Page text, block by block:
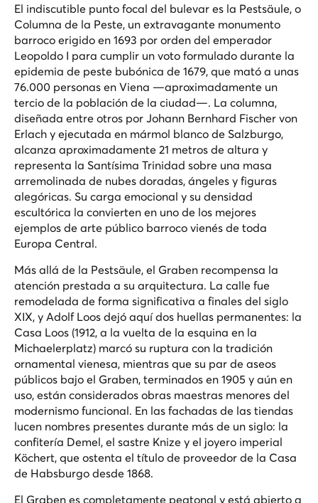
El indiscutible punto focal del bulevar es la Pestsäule, o
Columna de la Peste, un extravagante monumento
barroco erigido en 1693 por orden del emperador
Leopoldo I para cumplir un voto formulado durante la
epidemia de peste bubónica de 1679, que mató a unas
76.000 personas en Viena —aproximadamente un
tercio de la población de la ciudad—. La columna,
diseñada entre otros por Johann Bernhard Fischer von
Erlach y ejecutada en mármol blanco de Salzburgo,
alcanza aproximadamente 21 metros de altura y
representa la Santísima Trinidad sobre una masa
arremolinada de nubes doradas, ángeles y figuras
alegóricas. Su carga emocional y su densidad
escultórica la convierten en uno de los mejores
ejemplos de arte público barroco vienés de toda
Europa Central.
Más allá de la Pestsäule, el Graben recompensa la
atención prestada a su arquitectura. La calle fue
remodelada de forma significativa a finales del siglo
XIX, y Adolf Loos dejó aquí dos huellas permanentes: la
Casa Loos (1912, a la vuelta de la esquina en la
Michaelerplatz) marcó su ruptura con la tradición
ornamental vienesa, mientras que su par de aseos
públicos bajo el Graben, terminados en 1905 y aún en
uso, están considerados obras maestras menores del
modernismo funcional. En las fachadas de las tiendas
lucen nombres presentes durante más de un siglo: la
confitería Demel, el sastre Knize y el joyero imperial
Köchert, que ostenta el título de proveedor de la Casa
de Habsburgo desde 1868.
El Graben es completamente peatonal y está abierto a